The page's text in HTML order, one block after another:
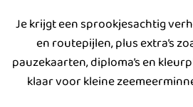
Je krijgt een sprookjesachtig
en routepijlen, plus extra’s
pauzekaarten, diploma’s en
klaar voor kleine